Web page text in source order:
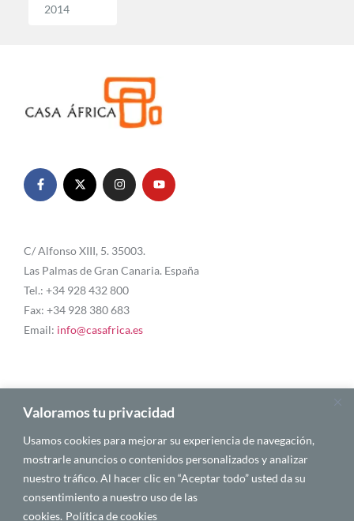
Valoramos tu privacidad
Usamos cookies para mejorar su experiencia de navegación,
mostrarle anuncios o contenidos personalizados y analizar
nuestro tráfico. Al hacer clic en “Aceptar todo” usted da su
consentimiento a nuestro uso de las
cookies. Política de cookies
2014
C/ Alfonso XIII, 5. 35003.
Las Palmas de Gran Canaria. España
Tel.: +34 928 432 800
Fax: +34 928 380 683
Email: info@casafrica.es
Blog
Quiénes somos
Autores
Español